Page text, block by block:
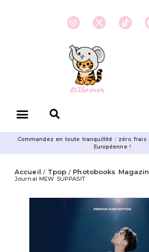
Commandez en toute tranquillité : zéro frais
Européenne !
Accueil / Tpop / Photobooks
Journal MEW SUPPASIT